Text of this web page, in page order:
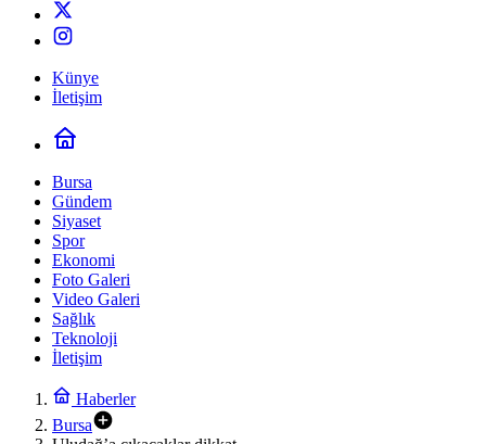
Künye
İletişim
Bursa
Gündem
Siyaset
Spor
Ekonomi
Foto Galeri
Video Galeri
Sağlık
Teknoloji
İletişim
Haberler
Bursa